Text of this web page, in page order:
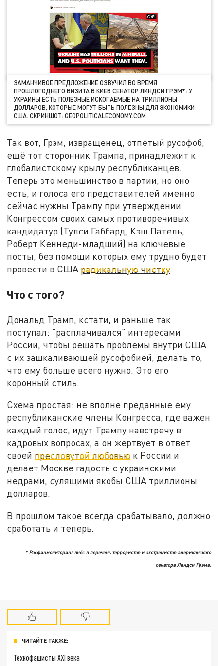
ЗАМАНЧИВОЕ ПРЕДЛОЖЕНИЕ ОЗВУЧИЛ ВО ВРЕМЯ
ПРОШЛОГОДНЕГО ВИЗИТА В КИЕВ СЕНАТОР ЛИНДСИ ГРЭМ*: У
УКРАИНЫ ЕСТЬ ПОЛЕЗНЫЕ ИСКОПАЕМЫЕ НА ТРИЛЛИОНЫ
ДОЛЛАРОВ, КОТОРЫЕ МОГУТ БЫТЬ ПОЛЕЗНЫ ДЛЯ ЭКОНОМИКИ
США. СКРИНШОТ: GEOPOLITICALECONOMY.COM
Так вот, Грэм, извращенец, отпетый русофоб,
ещё тот сторонник Трампа, принадлежит к
глобалистскому крылу республиканцев.
Теперь это меньшинство в партии, но оно
есть, и голоса его представителей именно
сейчас нужны Трампу при утверждении
Конгрессом своих самых противоречивых
кандидатур (Тулси Габбард, Кэш Патель,
Роберт Кеннеди-младший) на ключевые
посты, без помощи которых ему трудно будет
провести в США радикальную чистку.
Что с того?
Дональд Трамп, кстати, и раньше так
поступал: "расплачивался" интересами
России, чтобы решать проблемы внутри США
с их зашкаливающей русофобией, делать то,
что ему больше всего нужно. Это его
коронный стиль.
Схема простая: не вполне преданные ему
республиканские члены Конгресса, где важен
каждый голос, идут Трампу навстречу в
кадровых вопросах, а он жертвует в ответ
своей пресловутой любовью к России и
делает Москве гадость с украинскими
недрами, сулящими якобы США триллионы
долларов.
В прошлом такое всегда срабатывало, должно
сработать и теперь.
* Росфинмониторинг внёс в перечень террористов и экстремистов американского
сенатора Линдси Грэма.
ЧИТАЙТЕ ТАКЖЕ:
Технофашисты XXI века